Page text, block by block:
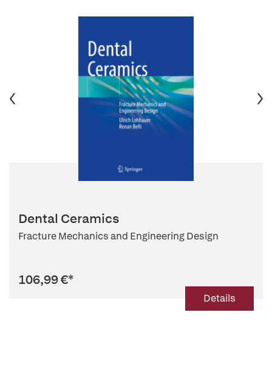
Dental Ceramics
Fracture Mechanics and Engineering Design
106,99 €*
Details